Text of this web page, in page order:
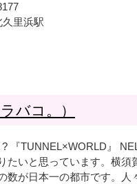
里浜駅
バコ。）
『TUNNEL×WORLD』
たいと思っています。横
数が日本一の都市です。人